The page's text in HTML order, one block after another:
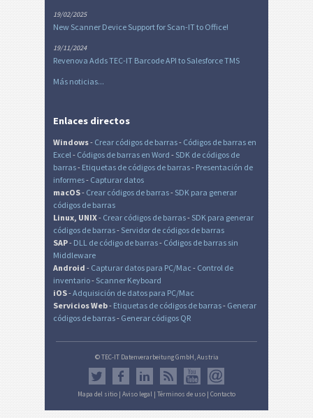
19/02/2025
New Scanner Device Support for Scan-IT to Office!
19/11/2024
Revenova Adds TEC-IT Barcode API to Salesforce TMS
Más noticias...
Enlaces directos
Windows- Crear códigos de barras- Códigos de barras en
Excel - Códigos de barras en Word - SDK de códigos de
barras- Etiquetas de códigos de barras- Presentación de
informes- Capturar datos
macOS- Crear códigos de barras- SDK para generar
códigos de barras
Linux, UNIX- Crear códigos de barras- SDK para generar
códigos de barras- Servidor de códigos de barras
SAP- DLL de código de barras- Códigos de barras sin
Middleware
Android - Capturar datos para PC/Mac - Control de
inventario- Scanner Keyboard
iOS-Adquisición de datos para PC/Mac
Servicios Web- Etiquetas de códigos de barras- Generar
códigos de barras- Generar códigos QR
© TEC-IT Datenverarbeitung GmbH, Austria
Mapa del sitio | Aviso legal | Términos de uso | Contacto